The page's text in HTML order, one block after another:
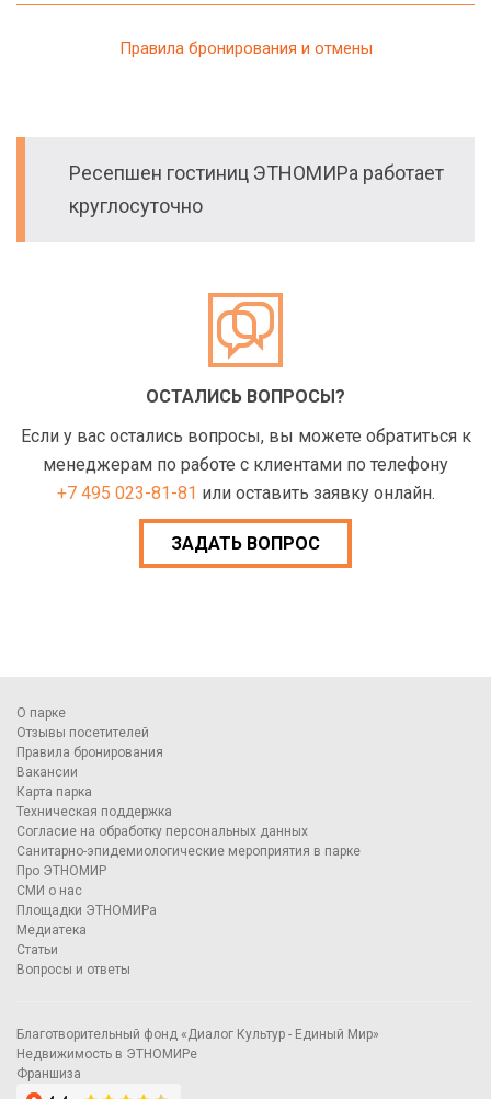
Правила бронирования и отмены
Ресепшен гостиниц ЭТНОМИРа работает
круглосуточно
ОСТАЛИСЬ ВОПРОСЫ?
Если у вас остались вопросы, вы можете обратиться к
менеджерам по работе с клиентами по телефону
+7 495 023-81-81 или оставить заявку онлайн.
ЗАДАТЬ ВОПРОС
О парке
Отзывы посетителей
Правила бронирования
Вакансии
Карта парка
Техническая поддержка
Согласие на обработку персональных данных
Санитарно-эпидемиологические мероприятия в парке
Про ЭТНОМИР
СМИ о нас
Площадки ЭТНОМИРа
Медиатека
Статьи
Вопросы и ответы
Благотворительный фонд «Диалог Культур - Единый Мир»
Недвижимость в ЭТНОМИРе
Франшиза